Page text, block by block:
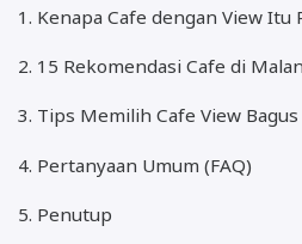
Kenapa Cafe dengan View Itu
15 Rekomendasi Cafe di
Tips Memilih Cafe View
Pertanyaan Umum (FAQ)
Penutup